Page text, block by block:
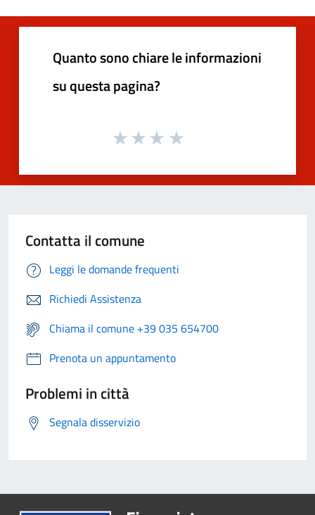
Quanto sono chiare le informazioni
su questa pagina?
Contatta il comune
Leggi le domande frequenti
Richiedi Assistenza
Chiama il comune +39 035 654700
Prenota un appuntamento
Problemi in città
Segnala disservizio